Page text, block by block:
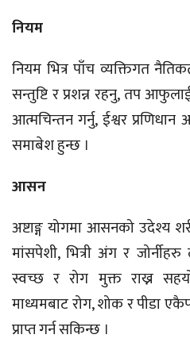
नियम
नियम भित्र पाँच व्यक्तिगत
सन्तुष्टि र प्रशन्न रहनु, तप
आत्मचिन्तन गर्नु, ईश्वर प्रणिधान
समाबेश हुन्छ ।
आसन
अष्टाङ्ग योगमा आसनको उदेश्य
मांसपेशी, भित्री अंग र
स्वच्छ र रोग मुक्त राख्न
माध्यमबाट रोग, शोक र पीडा
प्राप्त गर्न सकिन्छ ।